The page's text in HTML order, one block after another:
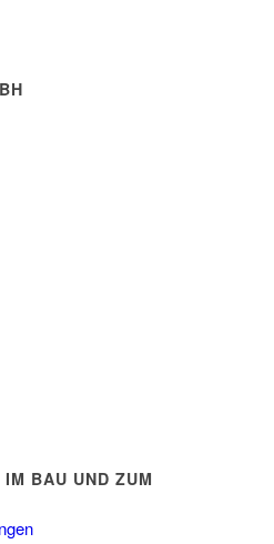
BAU UND ZUM